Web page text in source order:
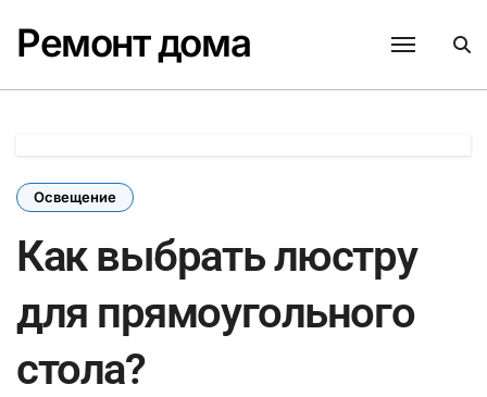
содержанию
Ремонт дома
Освещение
Как выбрать люстру
для прямоугольного
стола?